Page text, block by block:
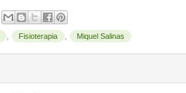
Fisioterapia Miquel Salinas